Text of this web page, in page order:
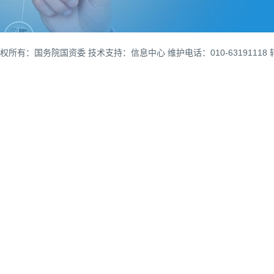
所有：国务院国资委 技术支持：信息中心 维护电话：010-63191118